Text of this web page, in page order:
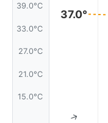
39.0°C
33.0°C
27.0°C
21.0°C
15.0°C
37.0°
↑